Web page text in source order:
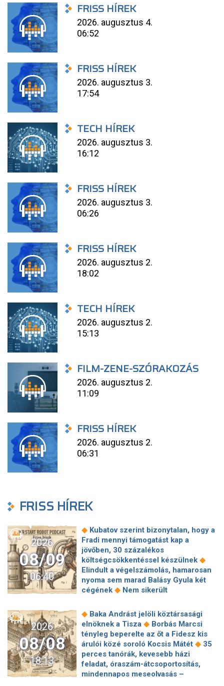
FRISS HÍREK
2026. augusztus 4.
06:52
FRISS HÍREK
2026. augusztus 3.
17:54
TECH HÍREK
2026. augusztus 3.
16:12
FRISS HÍREK
2026. augusztus 3.
06:26
FRISS HÍREK
2026. augusztus 2.
18:02
TECH HÍREK
2026. augusztus 2.
15:13
FILM-ZENE-SZÓRAKOZÁS
2026. augusztus 2.
11:09
FRISS HÍREK
2026. augusztus 2.
06:31
FRISS HÍREK
2026
08/09
06:40
◆ Kubatov szerint bizonytalan, hogy a
Fradi mennyi támogatást kap a
jövőben, 30 százalékos
költségcsökkentéssel készülnek ◆
Elindult a végelszámolás, hamarosan
nyoma sem marad Balásy Gyula két
cégének ◆ Nem sikerült
tojással dobálták meg a
miniszterelnököt – Koszovóban ◆
Szépségipar és orvosi turizmus:
milyen erős Budapest a plasztikai
sebészet térképén? ◆ 72 óra
Montenegróban ◆35 perces tanórák
lehetnek az alsó tagozatos diákoknak,
komoly változások jöhetnek az
2026
08/08
18:13
◆ Baka Andrást jelöli köztársasági
elnöknek a Tisza ◆ Borbás Marcsi
tényleg beperelte az őt a Fidesz kis
árulói közé soroló Kocsis Mátét ◆ 35
perces tanórák, kevesebb házi
feladat, óraszám-átcsoportosítás,
mindennapos meseolvasás –